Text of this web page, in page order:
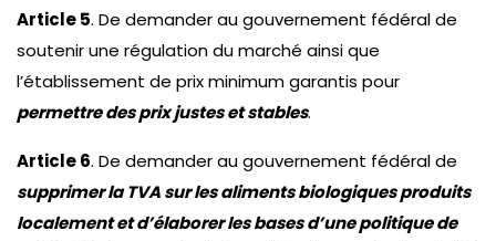
Article 5. De demander au gouvernement fédéral de
soutenir une régulation du marché ainsi que
l’établissement de prix minimum garantis pour
permettre des prix justes et stables.
Article 6. De demander au gouvernement fédéral de
supprimer la TVA sur les aliments biologiques produits
localement et d’élaborer les bases d’une politique de